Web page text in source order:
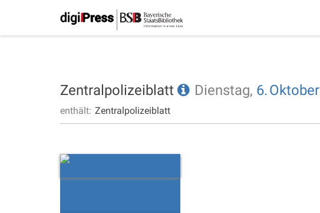
Zentralpolizeiblatt Dienstag, 6.Oktober
enthält: Zentralpolizeiblatt